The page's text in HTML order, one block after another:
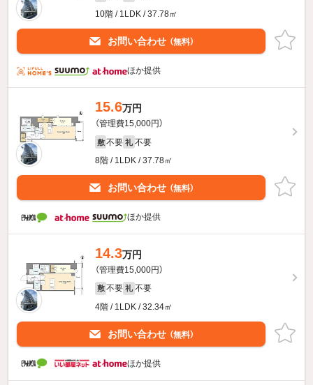
10階 / 1LDK / 37.78㎡
お問い合わせ （無料）
ほか提供
15.6万円
（管理費15,000円）
敷 不要 礼 不要
8階 / 1LDK / 37.78㎡
お問い合わせ （無料）
ほか提供
14.3万円
（管理費15,000円）
敷 不要 礼 不要
4階 / 1LDK / 32.34㎡
お問い合わせ （無料）
ほか提供